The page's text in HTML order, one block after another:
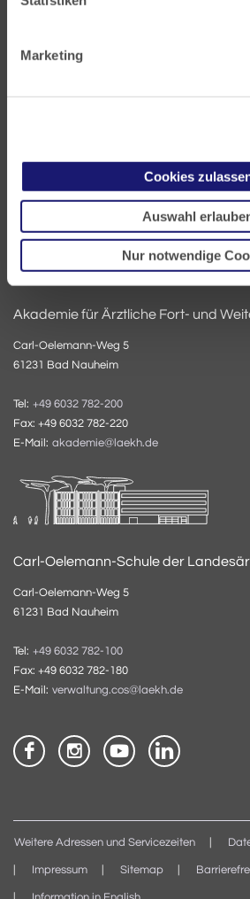
Marketing
Cookies
Auswahl
Nur notwendige
Landesärztekammer Hessen
60314 Frankfurt
Postfach 60 05 66
E-Mail:
Akademie für Ärztliche Fort- und
Carl-Oelemann-Weg 5
61231 Bad Nauheim
Tel: +49 6032 782-200
Fax: +49 6032 782-220
E-Mail: akademie@laekh.de
Carl-Oelemann-Schule der
Carl-Oelemann-Weg 5
61231 Bad Nauheim
Tel: +49 6032 782-100
Fax: +49 6032 782-180
E-Mail: verwaltung.cos@laekh.de
Weitere Adressen und Servicezeiten
Impressum Sitemap